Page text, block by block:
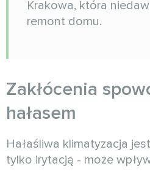
Krakowa, która
remont domu.
Zakłócenia
hałasem
Hałaśliwa klimatyzacja
tylko irytacją - może